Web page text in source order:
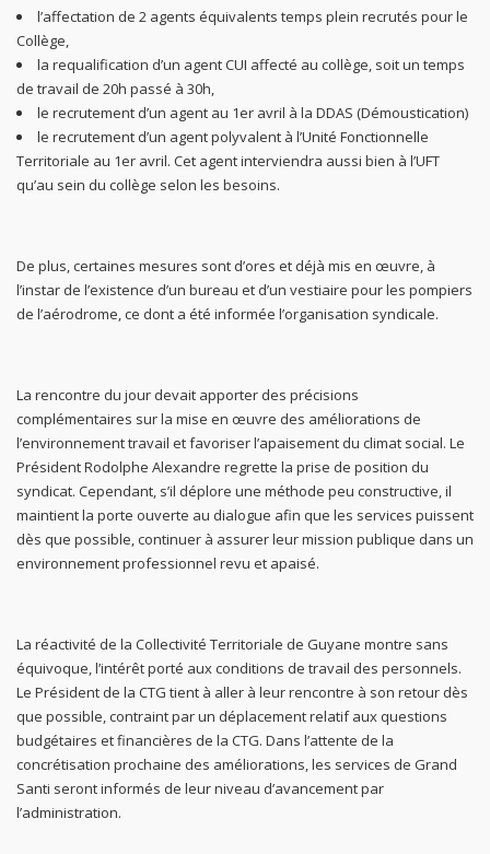
l’affectation de 2 agents équivalents temps plein recrutés pour le
Collège,
la requalification d’un agent CUI affecté au collège, soit un temps
de travail de 20h passé à 30h,
le recrutement d’un agent au 1er avril à la DDAS (Démoustication)
le recrutement d’un agent polyvalent à l’Unité Fonctionnelle
Territoriale au 1er avril. Cet agent interviendra aussi bien à l’UFT
qu’au sein du collège selon les besoins.
De plus, certaines mesures sont d’ores et déjà mis en œuvre, à
l’instar de l’existence d’un bureau et d’un vestiaire pour les pompiers
de l’aérodrome, ce dont a été informée l’organisation syndicale.
La rencontre du jour devait apporter des précisions
complémentaires sur la mise en œuvre des améliorations de
l’environnement travail et favoriser l’apaisement du climat social. Le
Président Rodolphe Alexandre regrette la prise de position du
syndicat. Cependant, s’il déplore une méthode peu constructive, il
maintient la porte ouverte au dialogue afin que les services puissent
dès que possible, continuer à assurer leur mission publique dans un
environnement professionnel revu et apaisé.
La réactivité de la Collectivité Territoriale de Guyane montre sans
équivoque, l’intérêt porté aux conditions de travail des personnels.
Le Président de la CTG tient à aller à leur rencontre à son retour dès
que possible, contraint par un déplacement relatif aux questions
budgétaires et financières de la CTG. Dans l’attente de la
concrétisation prochaine des améliorations, les services de Grand
Santi seront informés de leur niveau d’avancement par
l’administration.